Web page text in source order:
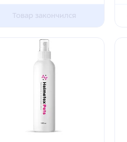
Товар закончился